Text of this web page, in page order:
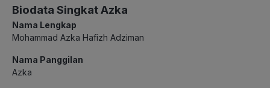
Biodata Singkat Azka
Nama Lengkap
Mohammad Azka Hafizh Adziman
Nama Panggilan
Azka